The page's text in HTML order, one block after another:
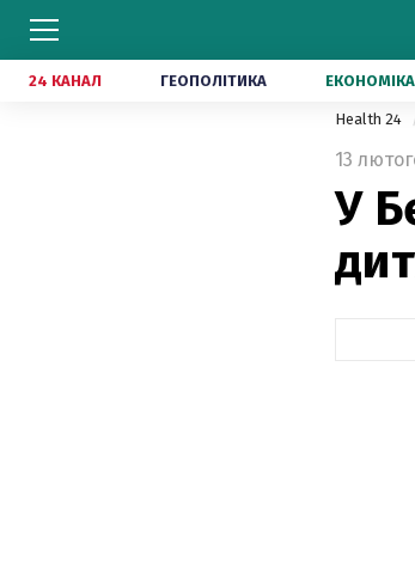
24 КАНАЛ ГЕОПОЛІТИКА ЕКОНОМІКА
Health 24
13
У